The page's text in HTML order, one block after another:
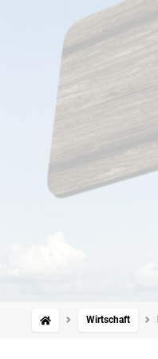
Wirtschaft